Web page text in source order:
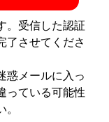
」運営
に出た (わたし
。受信した認証
了させてくださ
惑メールに入っ
っている可能性